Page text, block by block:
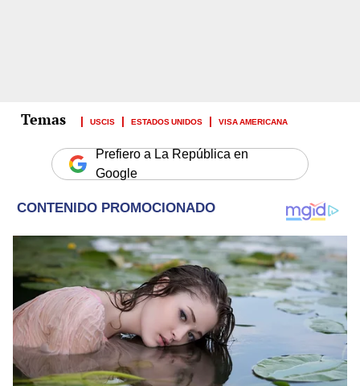
USCIS ESTADOS UNIDOS VISA AMERICANA
Prefiero a La República en
Google